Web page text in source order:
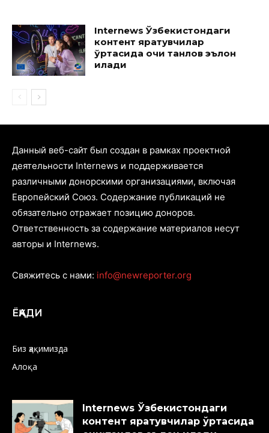
Internews Ўзбекистондаги
контент яратувчилар
ўртасида очиқ танлов эълон
қилади
Данный веб-сайт был создан в рамках проектной
деятельности Internews и поддерживается
различными донорскими организациями, включая
Европейский Союз. Содержание публикаций не
обязательно отражает позицию доноров.
Ответственность за содержание материалов несут
авторы и Internews.
Свяжитесь с нами: info@newreporter.org
ЁҚАДИ
Биз ҳақимизда
Алоқа
Internews Ўзбекистондаги
контент яратувчилар ўртасида